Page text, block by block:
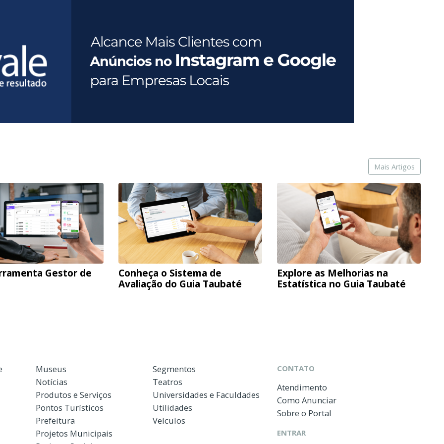
Mais Artigos
Gestor de
Conheça o Sistema de
Avaliação do Guia Taubaté
Explore as Melhorias na
Estatística no Guia Taubaté
Museus
Notícias
Produtos e Serviços
Pontos Turísticos
Prefeitura
Projetos Municipais
Segmentos
Teatros
Universidades e Faculdades
Utilidades
Veículos
CONTATO
Atendimento
Como Anunciar
Sobre o Portal
ENTRAR